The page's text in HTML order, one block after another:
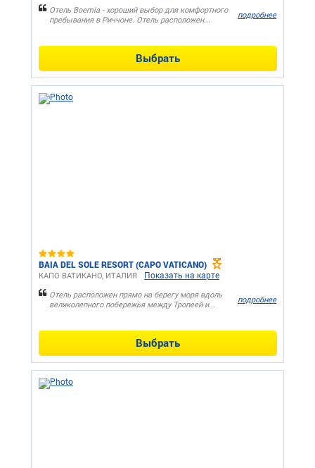
Отель Boemia - хороший выбор для комфортного
пребывания в Риччоне. Отель расположен...
подробнее
Выбрать
BAIA DEL SOLE RESORT (CAPO VATICANO)
КАПО ВАТИКАНО, ИТАЛИЯ Показать на карте
Отель расположен прямо на берегу моря вдоль
великолепного побережья между Тропеей и...
подробнее
Выбрать